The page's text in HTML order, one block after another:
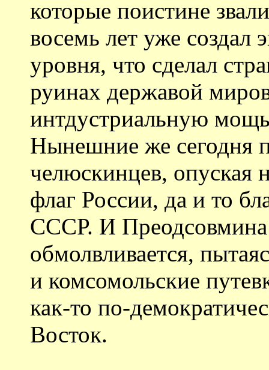
которые поистине
восемь лет уже создал
уровня, что сделал
руинах державой
интдустриальную
Нынешние же сегодня
челюскинцев, опуская
флаг России, да и то
СССР. И
обмолвливается,
и комсомольские
как-то по-
Восток.